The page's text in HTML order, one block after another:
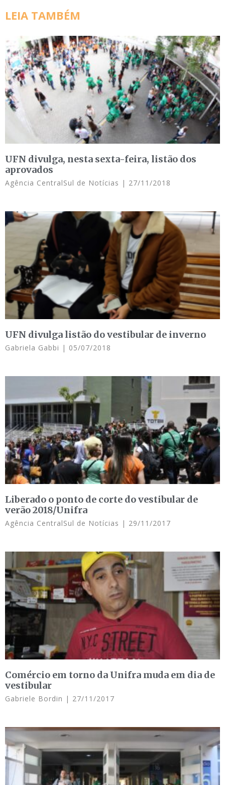
LEIA TAMBÉM
UFN divulga, nesta sexta-feira, listão dos
aprovados
Agência CentralSul de Notícias 27/11/2018
UFN divulga listão do vestibular de inverno
Gabriela Gabbi 05/07/2018
Liberado o ponto de corte do vestibular de
verão 2018/Unifra
Agência CentralSul de Notícias 29/11/2017
Comércio em torno da Unifra muda em dia de
vestibular
Gabriele Bordin 27/11/2017